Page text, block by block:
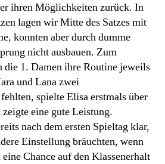
ihren Möglichkeiten zurück. In
lagen wir Mitte des Satzes mit
konnten aber durch dumme
nicht ausbauen. Zum
die 1. Damen ihre Routine jeweils
und Lana zwei
spielte Elisa erstmals über
eine gute Leistung.
nach dem ersten Spieltag klar,
Einstellung bräuchten, wenn
Chance auf den Klassenerhalt